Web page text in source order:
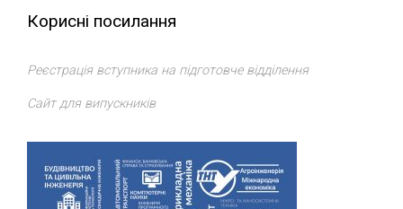
Корисні посилання
Реєстрація вступника на підготовче відділення
Сайт для випускників